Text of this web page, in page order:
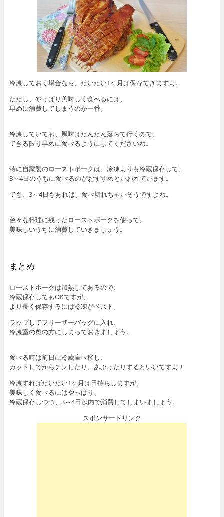
冷凍しておく場合なら、だいたい1ヶ月は保存できますよ。
ただし、やっぱり美味しく食べるには、
早めに消費してしまうのが一番。
冷凍していても、風味はだんだん落ちて行くので、
できる限り早めに食べるようにしてくださいね。
特に自家製のローストポークは、冷凍よりも冷蔵保存して、
3～4日のうちに食べるのがおすすめといわれています。
でも、3～4日もあれば、食べ切れちゃいそうですよね。
色々な料理に残ったローストポークを使って、
美味しいうちに消費していきましょう。
まとめ
ローストポークは加熱してあるので、
冷蔵保存してもOKですが、
より長く保存するには冷凍がベスト。
ラップしてフリーザーバッグに入れ、
冷凍室の奥の方にしまっておきましょう。
食べる時は前日に冷蔵庫へ移し、
カットしてからチンしたり、あぶったりするといいですよ！
冷凍すればだいたい1ヶ月は日持ちしますが、
美味しく食べるにはやっぱり、
冷蔵保存しつつ、3～4日以内で消費してしまいましょう。
スポンサードリンク